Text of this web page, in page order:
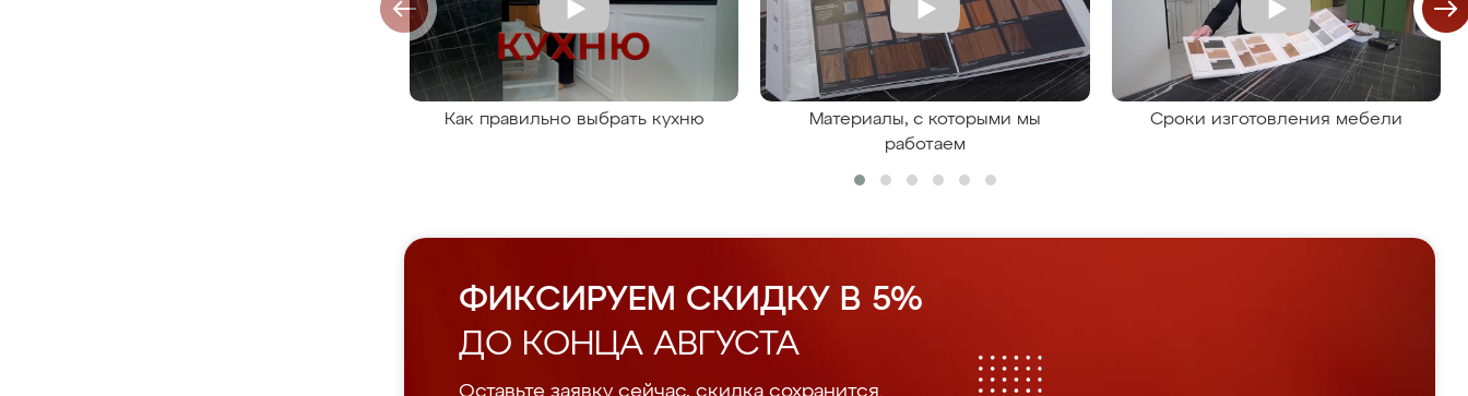
Как правильно выбрать кухню
Материалы, с которыми мы
работаем
Сроки изготовления мебели
ФИКСИРУЕМ СКИДКУ В 5%
ДО КОНЦА АВГУСТА
Оставьте заявку сейчас, скидка сохранится.